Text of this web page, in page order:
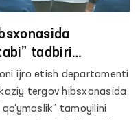
tadbiri
ijro etish departamenti
tergov hibsxonasida
tamoyilini